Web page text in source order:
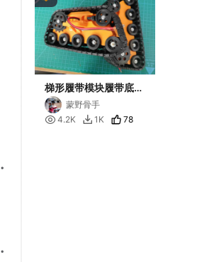
梯形履带模块履带底盘
行走机构蒙野骨手
 4.2K  1K 78